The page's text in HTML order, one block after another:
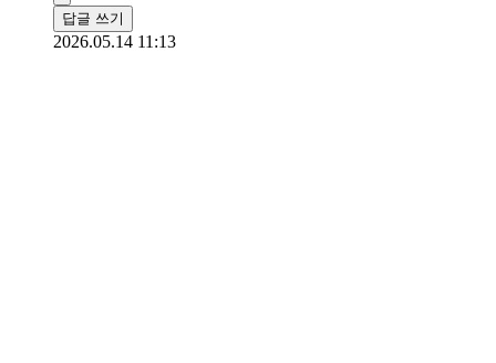
답글 쓰기
2026.05.14 11:13